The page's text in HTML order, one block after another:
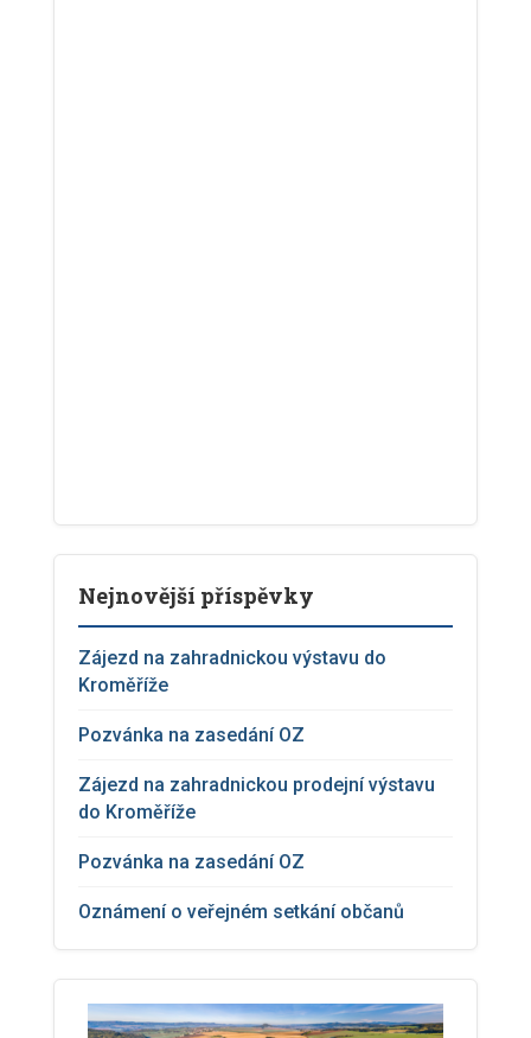
Nejnovější příspěvky
Zájezd na zahradnickou výstavu do
Kroměříže
Pozvánka na zasedání OZ
Zájezd na zahradnickou prodejní výstavu
do Kroměříže
Pozvánka na zasedání OZ
Oznámení o veřejném setkání občanů